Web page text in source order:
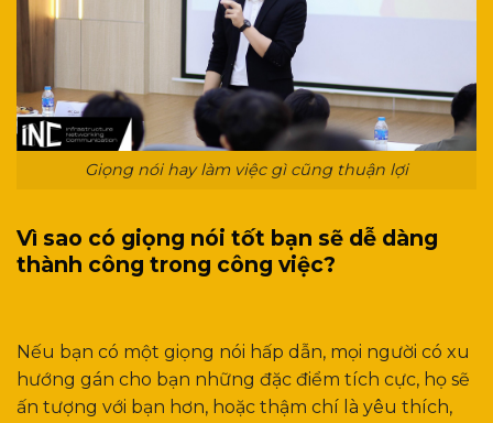
Giọng nói hay làm việc gì cũng thuận lợi
Vì sao có giọng nói tốt bạn sẽ dễ dàng
thành công trong công việc?
Nếu bạn có một giọng nói hấp dẫn, mọi người có xu
hướng gán cho bạn những đặc điểm tích cực, họ sẽ
ấn tượng với bạn hơn, hoặc thậm chí là yêu thích,